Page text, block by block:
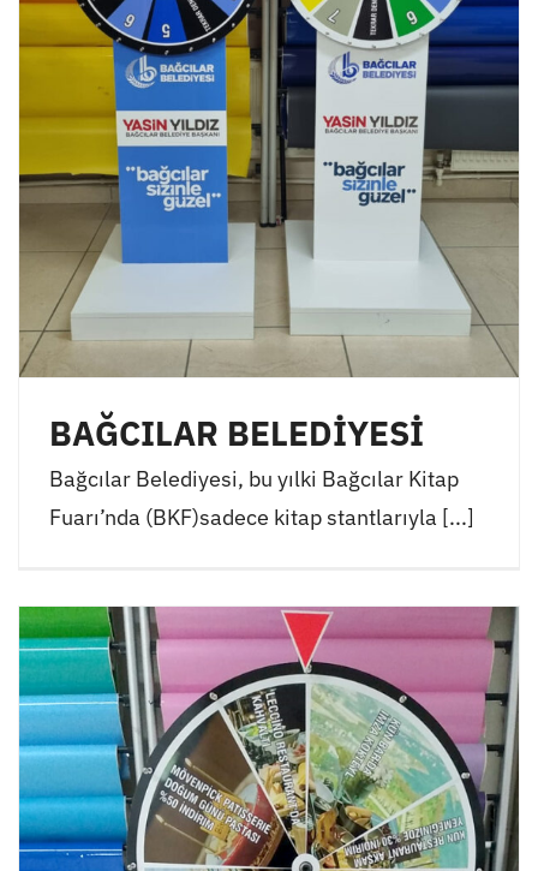
BAĞCILAR BELEDİYESİ
Bağcılar Belediyesi, bu yılki Bağcılar Kitap
Fuarı’nda (BKF)sadece kitap stantlarıyla [...]